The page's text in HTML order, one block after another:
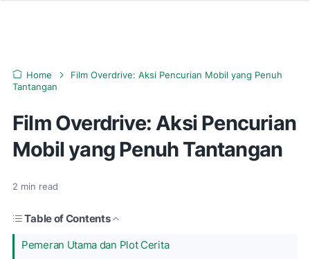
Home
Film Overdrive: Aksi Pencurian Mobil yang Penuh
Tantangan
Film Overdrive: Aksi Pencurian
Mobil yang Penuh Tantangan
2 min read
Table of Contents
Pemeran Utama dan Plot Cerita